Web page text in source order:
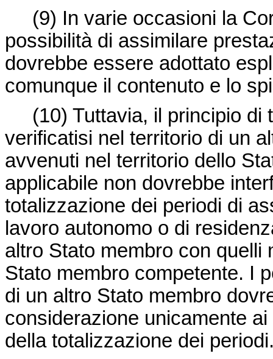
(9) In varie occasioni la
possibilità di assimilare
dovrebbe essere adottato
comunque il contenuto e lo
(10) Tuttavia, il principio di
verificatisi nel territorio di un
avvenuti nel territorio dello
applicabile non dovrebbe
totalizzazione dei periodi di
lavoro autonomo o di
altro Stato membro con quelli
Stato membro competente. I
di un altro Stato membro
considerazione unicamente
della totalizzazione dei